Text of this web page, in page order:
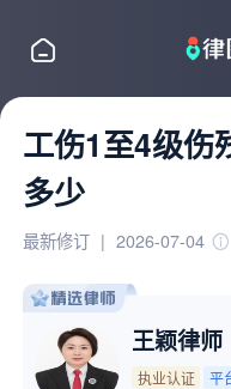
工伤1至4级伤
多少
最新修订 | 2026-07-04
王颖律师
执业认证 平